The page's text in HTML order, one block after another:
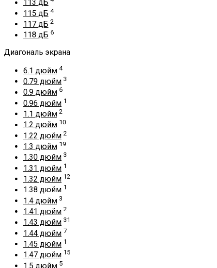
113 дБ
115 дБ 4
117 дБ 2
118 дБ 6
Диагональ экрана
6.1 дюйм 4
0.79 дюйм 3
0.9 дюйм 6
0.96 дюйм 1
1.1 дюйм 2
1.2 дюйм 10
1.22 дюйм 2
1.3 дюйм 19
1.30 дюйм 3
1.31 дюйм 1
1.32 дюйм 12
1.38 дюйм 1
1.4 дюйм 3
1.41 дюйм 2
1.43 дюйм 31
1.44 дюйм 7
1.45 дюйм 1
1.47 дюйм 15
1.5 дюйм 5